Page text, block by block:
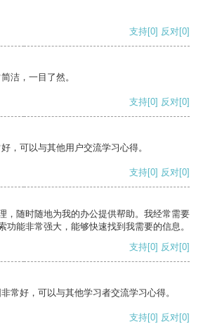
支持[0] 反对[0]
洁，一目了然。
支持[0] 反对[0]
，可以与其他用户交流学习心得。
支持[0] 反对[0]
，随时随地为我的办公提供帮助。我经常需要
功能非常强大，能够快速找到我需要的信息。
支持[0] 反对[0]
常好，可以与其他学习者交流学习心得。
支持[0] 反对[0]